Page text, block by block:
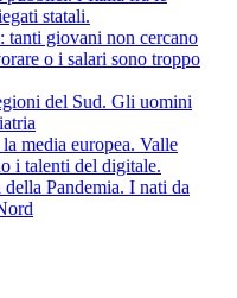
statali.
tanti giovani non cercano
o i salari sono troppo
del Sud. Gli uomini
media europea. Valle
i talenti del digitale.
Pandemia. I nati da